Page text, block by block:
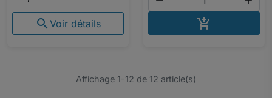
 Voir détails 
Affichage 1-12 de 12 article(s)